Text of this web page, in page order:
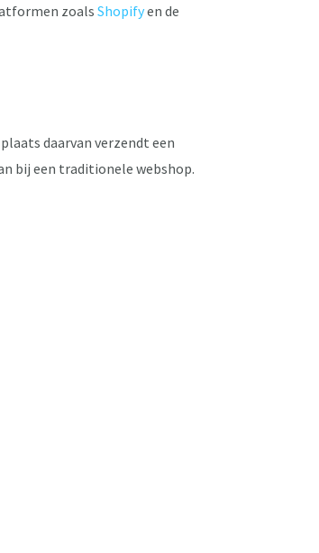
zoals Shopifyen de
daarvan verzendt een
bij een traditionele webshop.